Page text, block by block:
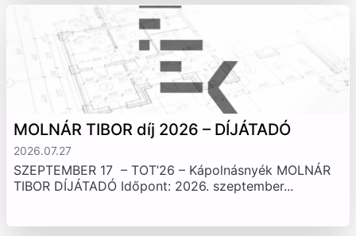
MOLNÁR TIBOR díj 2026 – DÍJÁTADÓ
2026.07.27
SZEPTEMBER 17 – TOT’26 – Kápolnásnyék MOLNÁR
TIBOR DÍJÁTADÓ Időpont: 2026. szeptember...